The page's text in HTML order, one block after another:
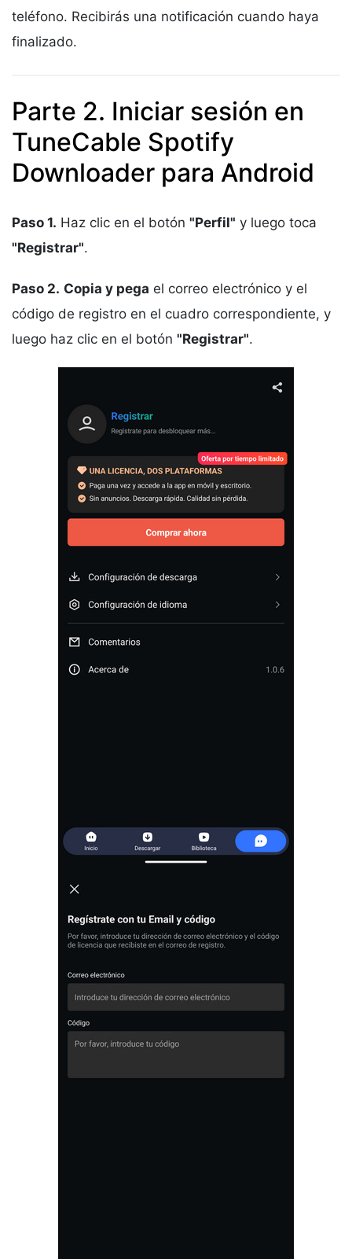
teléfono. Recibirás una notificación cuando haya
finalizado.
Parte 2. Iniciar sesión en
TuneCable Spotify
Downloader para Android
Paso 1. Haz clic en el botón "Perfil" y luego toca
"Registrar".
Paso 2. Copia y pega el correo electrónico y el
código de registro en el cuadro correspondiente, y
luego haz clic en el botón "Registrar".